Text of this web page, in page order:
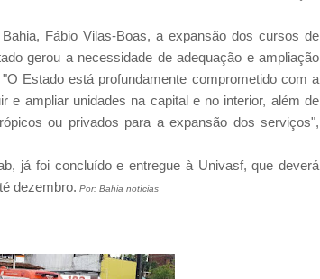
Fábio Vilas-Boas, a expansão dos cursos de
gerou a necessidade de adequação e ampliação
Estado está profundamente comprometido com a
e ampliar unidades na capital e no interior, além de
ou privados para a expansão dos serviços",
já foi concluído e entregue à Univasf, que deverá
dezembro. Por: Bahia notícias